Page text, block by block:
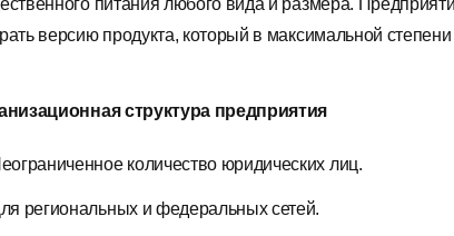
питания любого вида и размера.
версию продукта, который в максимальной степени
структура предприятия
количество юридических лиц.
региональных и федеральных сетей.